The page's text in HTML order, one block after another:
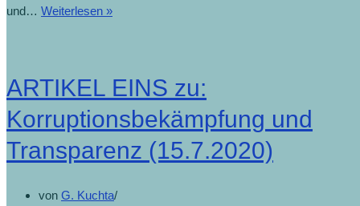
und… Weiterlesen »Suppenwürfe,
„gute
(6.11.2022)
ARTIKEL EINS zu:
Korruptionsbekämpfung und
Transparenz (15.7.2020)
von G. Kuchta